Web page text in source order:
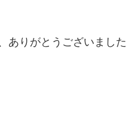
ありがとうございました